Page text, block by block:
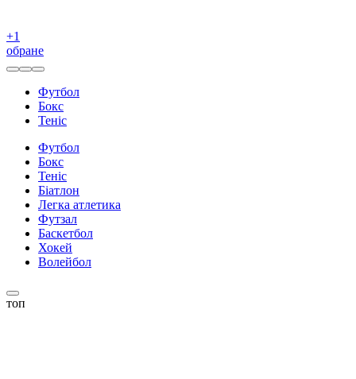
+1
обране
Футбол
Бокс
Теніс
Футбол
Бокс
Теніс
Біатлон
Легка атлетика
Футзал
Баскетбол
Хокей
Волейбол
топ